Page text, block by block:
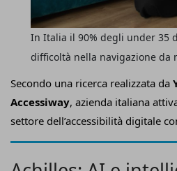
Secondo una ricerca realizzata da
Accessiway, azienda italiana
settore dell’accessibilità digitale
team.blue, a un anno dall’entrata
In Italia il 90% degli under 35
difficoltà nella navigazione da